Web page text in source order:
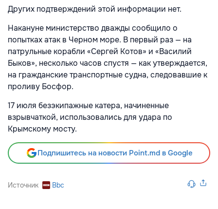
Других подтверждений этой информации нет.
Накануне министерство дважды сообщило о
попытках атак в Черном море. В первый раз — на
патрульные корабли «Сергей Котов» и «Василий
Быков», несколько часов спустя — как утверждается,
на гражданские транспортные судна, следовавшие к
проливу Босфор.
17 июля безэкипажные катера, начиненные
взрывчаткой, использовались для удара по
Крымскому мосту.
Подпишитесь на новости Point.md в Google
Источник Bbc